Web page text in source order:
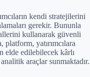
kendi stratejilerini
gerekir. Bununla
kullanarak güvenli
platform, yatırımcılara
elde edilebilecek kârlı
araçlar sunmaktadır.